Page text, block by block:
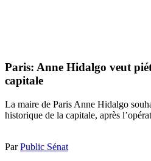
Paris: Anne Hidalgo veut
capitale
La maire de Paris Anne Hidalgo
historique de la capitale, après
ParPublic Sénat